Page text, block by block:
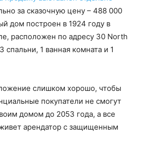
за сказочную цену – 488 000
дом построен в 1924 году в
расположен по адресу 30 North
спальни, 1 ванная комната и 1
слишком хорошо, чтобы
покупатели не смогут
домом до 2053 года, а все
арендатор с защищенным